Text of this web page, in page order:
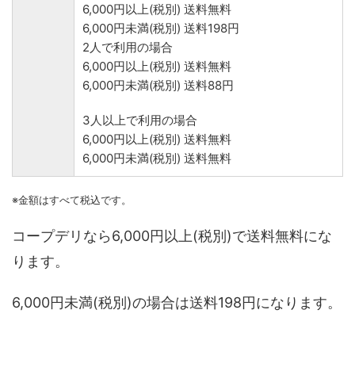
6,000円以上(税別) 送料無料
6,000円未満(税別) 送料198円
2人で利用の場合
6,000円以上(税別) 送料無料
6,000円未満(税別) 送料88円
3人以上で利用の場合
6,000円以上(税別) 送料無料
6,000円未満(税別) 送料無料
※金額はすべて税込です。
コープデリなら6,000円以上(税別)で送料無料にな
ります。
6,000円未満(税別)の場合は送料198円になります。